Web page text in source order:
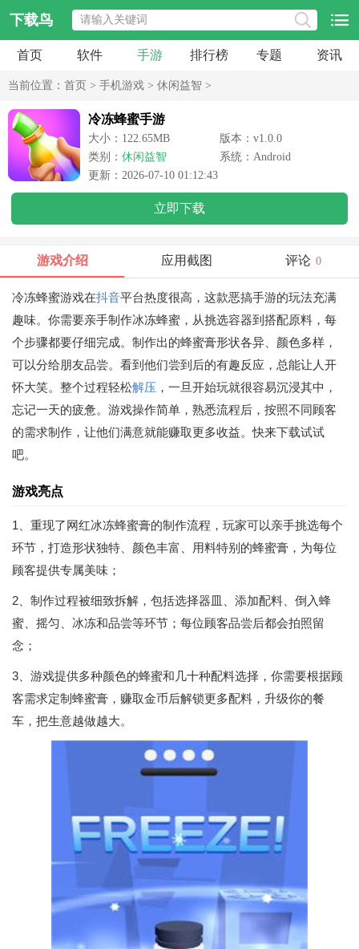
下载鸟
首页 软件 手游 排行榜 专题 资讯
当前位置： 首页 > 手机游戏 > 休闲益智 >
冷冻蜂蜜手游
大小：122.65MB
版本：v1.0.0
类别： 休闲益智
系统：Android
更新：2026-07-10 01:12:43
立即下载
游戏介绍 应用截图 评论 0
冷冻蜂蜜游戏在抖音平台热度很高，这款恶搞手游的玩法充满
趣味。你需要亲手制作冰冻蜂蜜，从挑选容器到搭配原料，每
个步骤都要仔细完成。制作出的蜂蜜膏形状各异、颜色多样，
可以分给朋友品尝。看到他们尝到后的有趣反应，总能让人开
怀大笑。整个过程轻松解压 ，一旦开始玩就很容易沉浸其中，
忘记一天的疲惫。游戏操作简单，熟悉流程后，按照不同顾客
的需求制作，让他们满意就能赚取更多收益。快来下载试试
吧。
游戏亮点
1、重现了网红冰冻蜂蜜膏的制作流程，玩家可以亲手挑选每个
环节，打造形状独特、颜色丰富、用料特别的蜂蜜膏，为每位
顾客提供专属美味；
2、制作过程被细致拆解，包括选择器皿、添加配料、倒入蜂
蜜、摇匀、冰冻和品尝等环节；每位顾客品尝后都会拍照留
念；
3、游戏提供多种颜色的蜂蜜和几十种配料选择，你需要根据顾
客需求定制蜂蜜膏，赚取金币后解锁更多配料，升级你的餐
车，把生意越做越大。